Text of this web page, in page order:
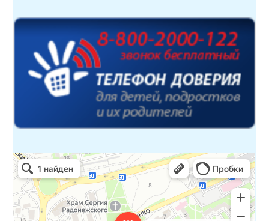
Детская библиотека № 14 Дружбы народов
Библиотека в Севастополе